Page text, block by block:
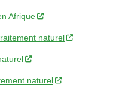
Afrique
naturel
naturel